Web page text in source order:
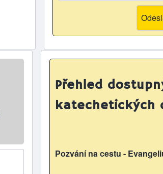
Přehled
katechetických
Pozvání na cestu -